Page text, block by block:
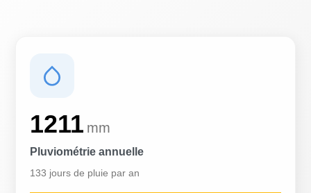
1211 mm
Pluviométrie annuelle
133 jours de pluie par an